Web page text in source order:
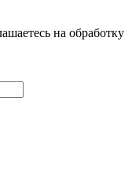
на обработку